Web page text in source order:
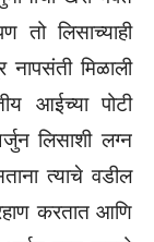
तो लिसाच्याही
मिळाली
आईच्या पोटी
लिसाशी लग्न
त्याचे वडील
करतात आणि